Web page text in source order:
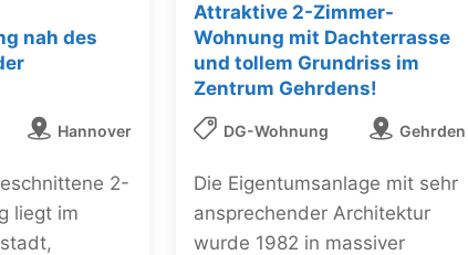
nah des
Hannover
2-
liegt im
Attraktive 2-Zimmer-
Wohnung mit Dachterrasse
und tollem Grundriss im
Zentrum Gehrdens!
DG-Wohnung Gehrden
Die Eigentumsanlage mit sehr
ansprechender Architektur
wurde 1982 in massiver